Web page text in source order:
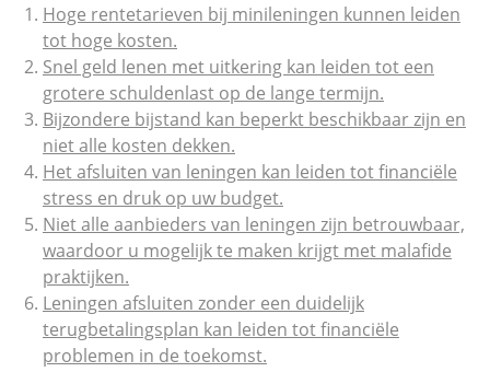
Hoge rentetarieven bij minileningen kunnen leiden
tot hoge kosten.
Snel geld lenen met uitkering kan leiden tot een
grotere schuldenlast op de lange termijn.
Bijzondere bijstand kan beperkt beschikbaar zijn en
niet alle kosten dekken.
Het afsluiten van leningen kan leiden tot financiële
stress en druk op uw budget.
Niet alle aanbieders van leningen zijn betrouwbaar,
waardoor u mogelijk te maken krijgt met malafide
praktijken.
Leningen afsluiten zonder een duidelijk
terugbetalingsplan kan leiden tot financiële
problemen in de toekomst.